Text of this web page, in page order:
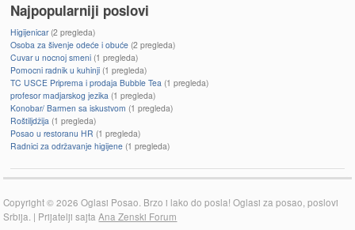
Najpopularniji poslovi
Higijenicar(2 pregleda)
Osoba za šivenje odeće i obuće (2 pregleda)
Cuvar u nocnoj smeni (1 pregleda)
Pomocni radnik u kuhinji (1 pregleda)
TC USCE Priprema i prodaja Bubble Tea (1 pregleda)
profesor madjarskog jezika (1 pregleda)
Konobar/ Barmen sa iskustvom (1 pregleda)
Roštiljdžija (1 pregleda)
Posao u restoranu HR (1 pregleda)
Radnici za održavanje higijene (1 pregleda)
Copyright © 2026 Oglasi Posao. Brzo i lako do posla! Oglasi za posao, poslovi
Srbija. | Prijatelji sajtaAna Zenski Forum